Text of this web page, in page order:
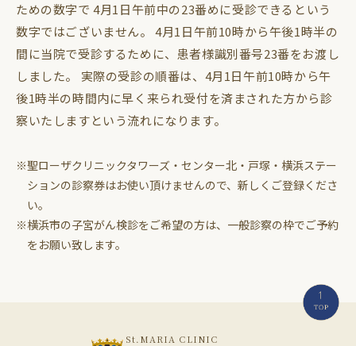
ための数字で 4月1日午前中の23番めに受診できるという
数字ではございません。 4月1日午前10時から午後1時半の
間に当院で受診するために、患者様識別番号23番をお渡し
しました。 実際の受診の順番は、4月1日午前10時から午
後1時半の時間内に早く来られ受付を済まされた方から診
察いたしますという流れになります。
※聖ローザクリニックタワーズ・センター北・戸塚・横浜ステー
ションの診察券はお使い頂けませんので、新しくご登録くださ
い。
※横浜市の子宮がん検診をご希望の方は、一般診察の枠でご予約
をお願い致します。
St.MARIA CLINIC